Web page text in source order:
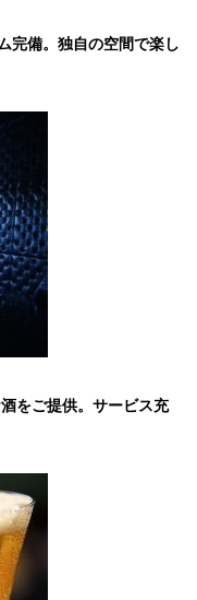
備。独自の空間で楽し
をご提供。サービス充